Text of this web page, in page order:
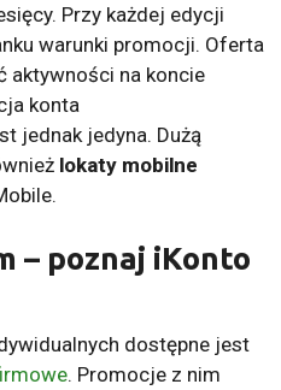
Przy każdej edycji
warunki promocji. Oferta
aktywności na koncie
konta
jednak jedyna. Dużą
lokaty mobilne
– poznaj iKonto
dostępne jest
. Promocje z nim